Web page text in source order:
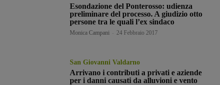
Esondazione del Ponterosso: udienza
preliminare del processo. A giudizio otto
persone tra le quali l’ex sindaco
Monica Campani 24 Febbraio 2017
San Giovanni Valdarno
Arrivano i contributi a privati e aziende
per i danni causati da alluvioni e vento